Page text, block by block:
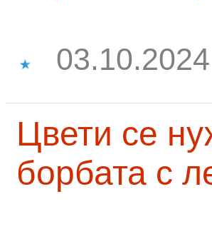
03.10.2024
Цвети се
борбата с